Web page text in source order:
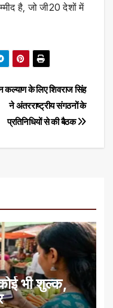
है, जो जी20 देशों में
कल्याण के लिए शिवराज सिंह
ने अंतरराष्ट्रीय संगठनों के
प्रतिनिधियों से की बैठक
भी शुल्क,